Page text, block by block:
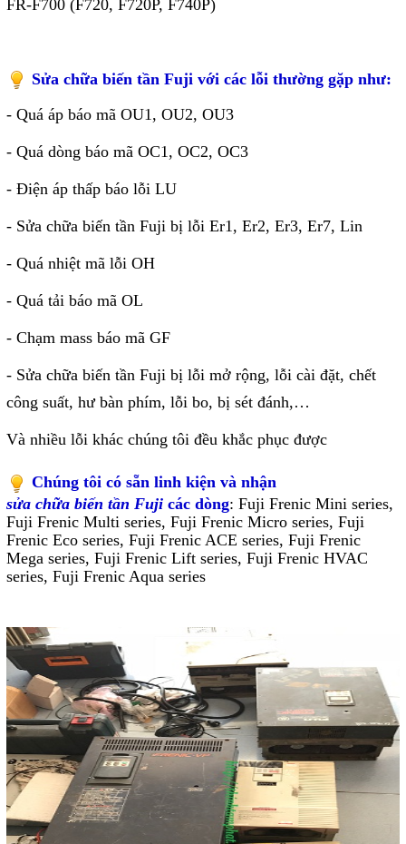
FR-F700 (F720, F720P, F740P)
Sửa chữa biến tần Fuji với các lỗi thường gặp như:
- Quá áp báo mã OU1, OU2, OU3
- Quá dòng báo mã OC1, OC2, OC3
- Điện áp thấp báo lỗi LU
- Sửa chữa biến tần Fuji bị lỗi Er1, Er2, Er3, Er7, Lin
- Quá nhiệt mã lỗi OH
- Quá tải báo mã OL
- Chạm mass báo mã GF
- Sửa chữa biến tần Fuji bị lỗi mở rộng, lỗi cài đặt, chết
công suất, hư bàn phím, lỗi bo, bị sét đánh,…
Và nhiều lỗi khác chúng tôi đều khắc phục được
Chúng tôi có sẵn linh kiện và nhận
sửa chữa biến tần Fuji các dòng: Fuji Frenic Mini series,
Fuji Frenic Multi series, Fuji Frenic Micro series, Fuji
Frenic Eco series, Fuji Frenic ACE series, Fuji Frenic
Mega series, Fuji Frenic Lift series, Fuji Frenic HVAC
series, Fuji Frenic Aqua series
Liên hệ
TRÊN MẠNG XÃ HỘI
Google
Twitter
Gọi cho chúng tôi
Mail
COPYRIGHT 2018. ALL RIGHTS RESERVED